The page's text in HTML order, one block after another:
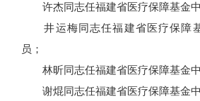
许杰同志任福建省医疗保障基金中
井运梅同志任福建省医疗保障
员；
林昕同志任福建省医疗保障基金中
谢焜同志任福建省医疗保障基金中